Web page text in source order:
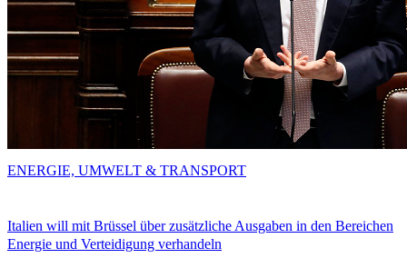
Italien will mit Brüssel über zusätzliche Ausgaben in den Bereichen
Energie und Verteidigung verhandeln
ENERGIE, UMWELT & TRANSPORT